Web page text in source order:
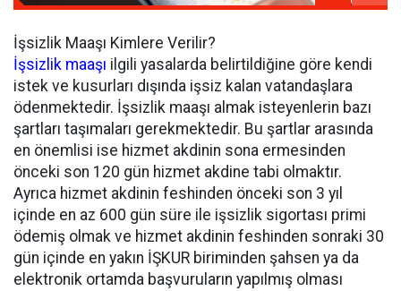
İşsizlik Maaşı Kimlere Verilir?
İşsizlik maaşı ilgili yasalarda belirtildiğine göre kendi
istek ve kusurları dışında işsiz kalan vatandaşlara
ödenmektedir. İşsizlik maaşı almak isteyenlerin bazı
şartları taşımaları gerekmektedir. Bu şartlar arasında
en önemlisi ise hizmet akdinin sona ermesinden
önceki son 120 gün hizmet akdine tabi olmaktır.
Ayrıca hizmet akdinin feshinden önceki son 3 yıl
içinde en az 600 gün süre ile işsizlik sigortası primi
ödemiş olmak ve hizmet akdinin feshinden sonraki 30
gün içinde en yakın İŞKUR biriminden şahsen ya da
elektronik ortamda başvuruların yapılmış olması